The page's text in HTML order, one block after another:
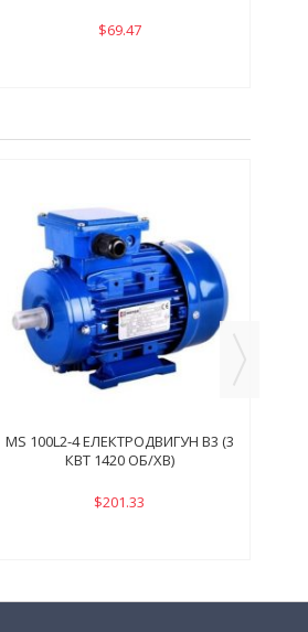
$69.47
MS 100L2-4 ЕЛЕКТРОДВИГУН B3 (3
КВТ 1420 ОБ/ХВ)
$201.33